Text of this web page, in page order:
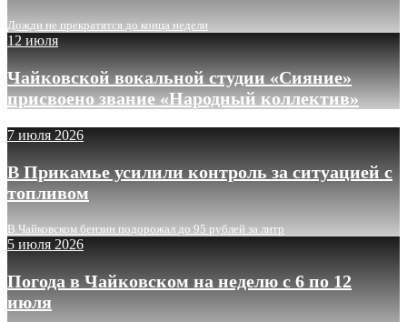
Дожди не прекратятся до конца недели
12 июля
Чайковской вокальной студии «Сияние»
присвоено звание «Народный коллектив»
7 июля 2026
В Прикамье усилили контроль за ситуацией с
топливом
В Чайковском бензин подорожал до 95 рублей за литр
5 июля 2026
Погода в Чайковском на неделю с 6 по 12
июля